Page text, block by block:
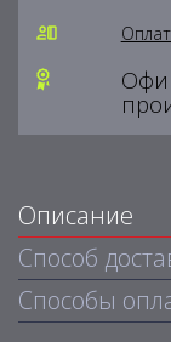
Описание
Способ
Способы